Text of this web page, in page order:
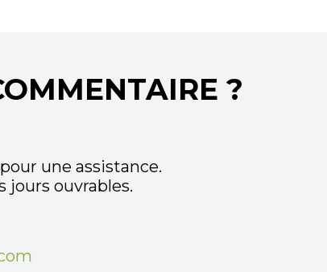
?
une assistance.
jours ouvrables.